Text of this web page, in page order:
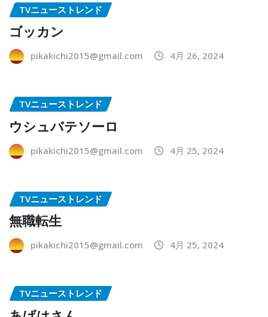
TVニューストレンド
ゴッカン
pikakichi2015@gmail.com 4月 26, 2024
TVニューストレンド
ウシュバテソーロ
pikakichi2015@gmail.com 4月 25, 2024
TVニューストレンド
無職転生
pikakichi2015@gmail.com 4月 25, 2024
TVニューストレンド